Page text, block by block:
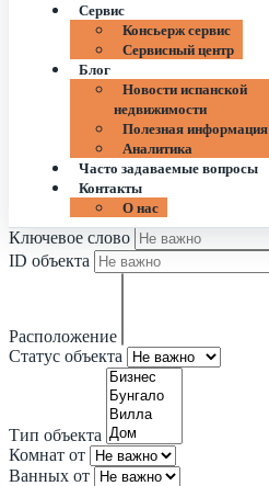
Сервис
Консьерж сервис
Сервисный центр
Блог
Новости испанской
недвижимости
Полезная информация
Аналитика
Часто задаваемые вопросы
Контакты
О нас
Ключевое слово
ID объекта
Расположение
Статус объекта
Тип объекта
Комнат от
Ванных от